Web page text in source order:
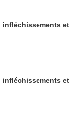
infléchissements et
infléchissements et